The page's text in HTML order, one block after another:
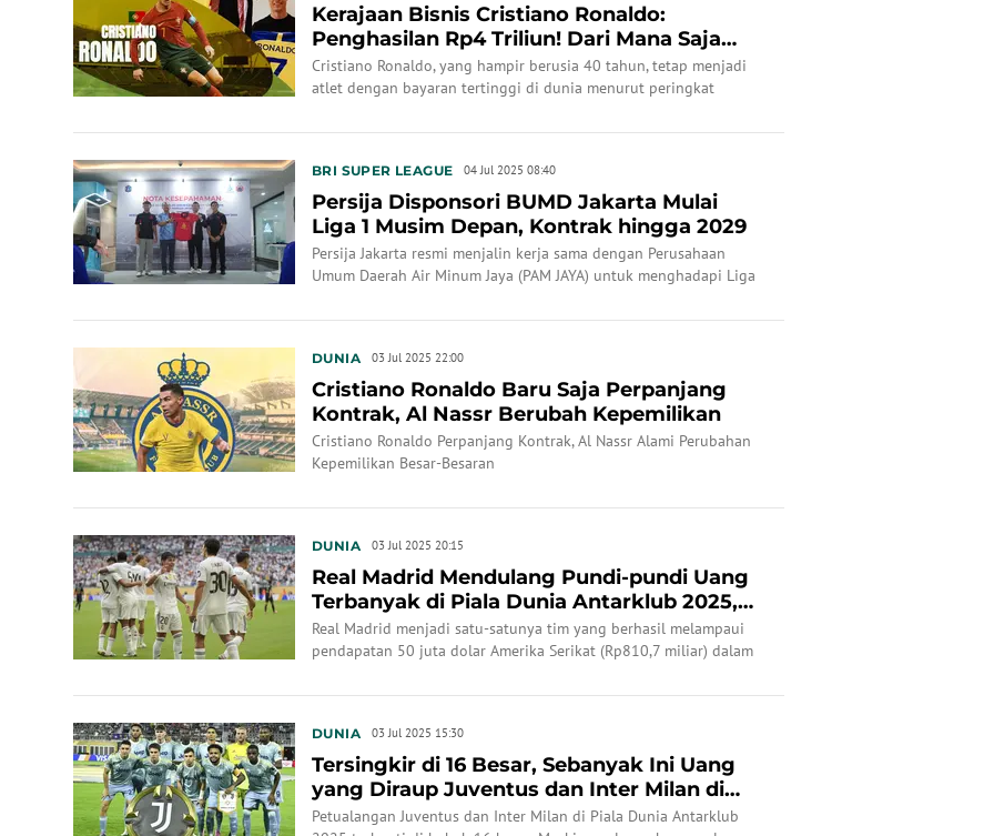
Kerajaan Bisnis Cristiano Ronaldo:
Penghasilan Rp4 Triliun! Dari Mana Saja
Sumber Cuan san...
Cristiano Ronaldo, yang hampir berusia 40 tahun, tetap menjadi
atlet dengan bayaran tertinggi di dunia menurut peringkat
BRI SUPER LEAGUE 04 Jul 2025 08:40
Persija Disponsori BUMD Jakarta Mulai
Liga 1 Musim Depan, Kontrak hingga 2029
Persija Jakarta resmi menjalin kerja sama dengan Perusahaan
Umum Daerah Air Minum Jaya (PAM JAYA) untuk menghadapi Liga
DUNIA 03 Jul 2025 22:00
Cristiano Ronaldo Baru Saja Perpanjang
Kontrak, Al Nassr Berubah Kepemilikan
Cristiano Ronaldo Perpanjang Kontrak, Al Nassr Alami Perubahan
Kepemilikan Besar-Besaran
DUNIA 03 Jul 2025 20:15
Real Madrid Mendulang Pundi-pundi Uang
Terbanyak di Piala Dunia Antarklub 2025,
Masih Bisa...
Real Madrid menjadi satu-satunya tim yang berhasil melampaui
pendapatan 50 juta dolar Amerika Serikat (Rp810,7 miliar) dalam
DUNIA 03 Jul 2025 15:30
Tersingkir di 16 Besar, Sebanyak Ini Uang
yang Diraup Juventus dan Inter Milan di
Piala Du...
Petualangan Juventus dan Inter Milan di Piala Dunia Antarklub